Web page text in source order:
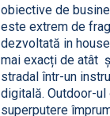
obiective de
este extrem de
dezvoltată in
mai exacți de atât
stradal într-un
digitală. Outdoor-ul
superputere